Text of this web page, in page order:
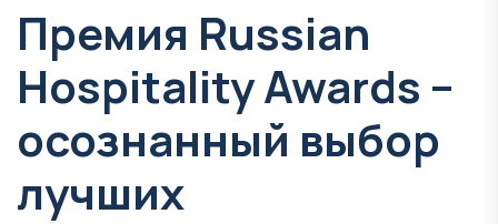
Премия Russian
Hospitality Awards –
осознанный выбор
лучших